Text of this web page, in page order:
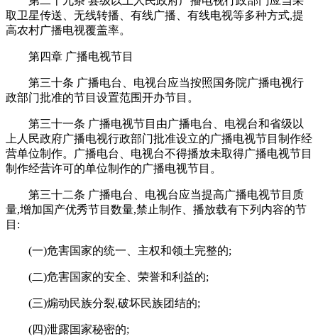
取卫星传送、无线转播、有线广播、有线电视等多种方式,提
高农村广播电视覆盖率。
第四章 广播电视节目
第三十条 广播电台、电视台应当按照国务院广播电视行
政部门批准的节目设置范围开办节目。
第三十一条 广播电视节目由广播电台、电视台和省级以
上人民政府广播电视行政部门批准设立的广播电视节目制作经
营单位制作。广播电台、电视台不得播放未取得广播电视节目
制作经营许可的单位制作的广播电视节目。
第三十二条 广播电台、电视台应当提高广播电视节目质
量,增加国产优秀节目数量,禁止制作、播放载有下列内容的节
目:
(一)危害国家的统一、主权和领土完整的;
(二)危害国家的安全、荣誉和利益的;
(三)煽动民族分裂,破坏民族团结的;
(四)泄露国家秘密的;